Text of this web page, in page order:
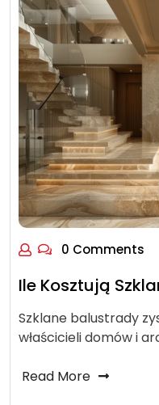
0 Comments
Ile Kosztują
Szklane balustrady
właścicieli domów i
Read More